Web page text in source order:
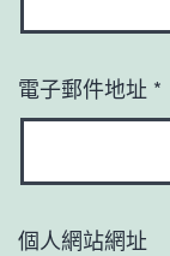
電子郵件地址 *
個人網站網址